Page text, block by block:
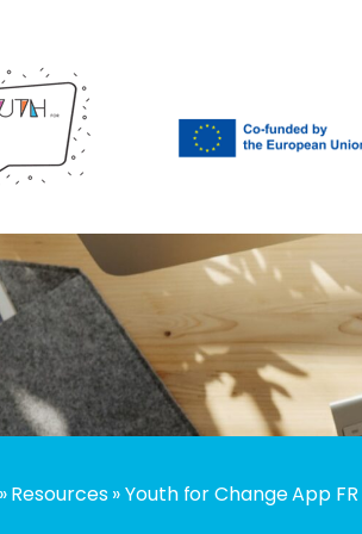
Resources»Youth for Change App FR